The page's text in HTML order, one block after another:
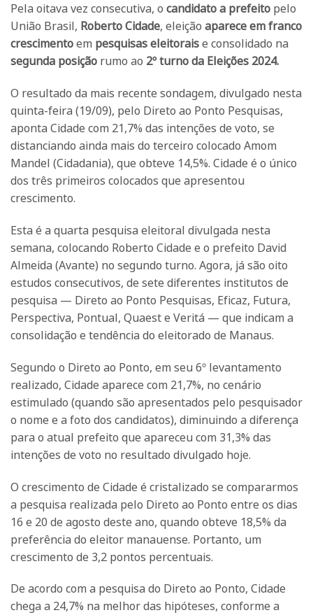
Pela oitava vez consecutiva, o candidato a prefeito pelo
União Brasil, Roberto Cidade, eleição aparece em franco
crescimentoem pesquisas eleitoraise consolidado na
segunda posição rumo ao 2º turno da Eleições 2024.
O resultado da mais recente sondagem, divulgado nesta
quinta-feira (19/09), pelo Direto ao Ponto Pesquisas,
aponta Cidade com 21,7% das intenções de voto, se
distanciando ainda mais do terceiro colocado Amom
Mandel (Cidadania), que obteve 14,5%. Cidade é o único
dos três primeiros colocados que apresentou
crescimento.
Esta é a quarta pesquisa eleitoral divulgada nesta
semana, colocando Roberto Cidade e o prefeito David
Almeida (Avante) no segundo turno. Agora, já são oito
estudos consecutivos, de sete diferentes institutos de
pesquisa — Direto ao Ponto Pesquisas, Eficaz, Futura,
Perspectiva, Pontual, Quaest e Veritá — que indicam a
consolidação e tendência do eleitorado de Manaus.
Segundo o Direto ao Ponto, em seu 6º levantamento
realizado, Cidade aparece com 21,7%, no cenário
estimulado (quando são apresentados pelo pesquisador
o nome e a foto dos candidatos), diminuindo a diferença
para o atual prefeito que apareceu com 31,3% das
intenções de voto no resultado divulgado hoje.
O crescimento de Cidade é cristalizado se compararmos
a pesquisa realizada pelo Direto ao Ponto entre os dias
16 e 20 de agosto deste ano, quando obteve 18,5% da
preferência do eleitor manauense. Portanto, um
crescimento de 3,2 pontos percentuais.
De acordo com a pesquisa do Direto ao Ponto, Cidade
chega a 24,7% na melhor das hipóteses, conforme a